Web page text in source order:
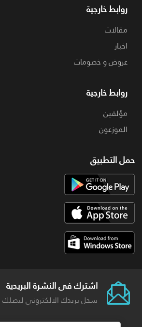
روابط خارجية
مقالات
اخبار
عروض و خصومات
روابط خارجية
مؤلفين
الموزعون
حمل التطبيق
اشترك فى النشرة البريدية
سجل بريدك الالكترونى